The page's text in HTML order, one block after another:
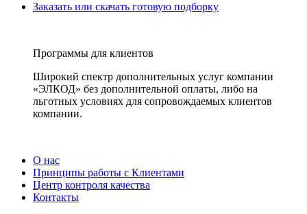
Заказать или скачать готовую подборку
Программы для клиентов
Широкий спектр дополнительных услуг компании
«ЭЛКОД» без дополнительной оплаты, либо на
льготных условиях для сопровождаемых клиентов
компании.
О нас
Принципы работы с Клиентами
Центр контроля качества
Контакты